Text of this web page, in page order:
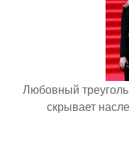
Любовный
скрывает